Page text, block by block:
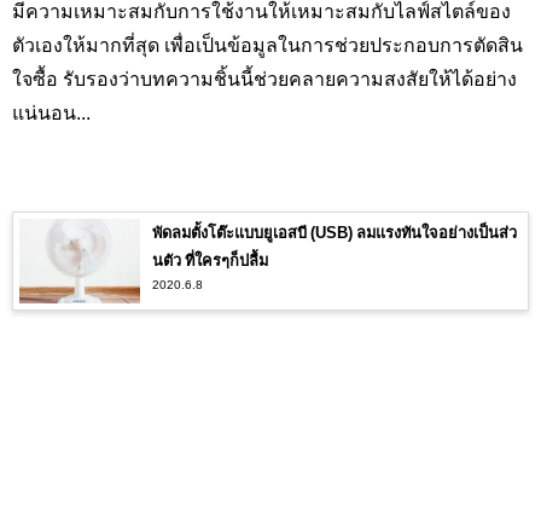
มีความเหมาะสมกับการใช้งานให้เหมาะสมกับไลฟ์สไตล์ของ
ตัวเองให้มากที่สุด เพื่อเป็นข้อมูลในการช่วยประกอบการตัดสิน
ใจซื้อ รับรองว่าบทความชิ้นนี้ช่วยคลายความสงสัยให้ได้อย่าง
แน่นอน...
พัดลมตั้งโต๊ะแบบยูเอสบี (USB) ลมแรงทันใจอย่างเป็นส่ว
นตัว ที่ใครๆก็ปลื้ม
2020.6.8